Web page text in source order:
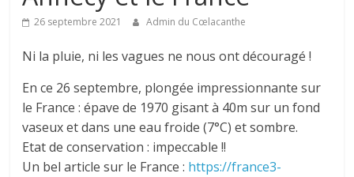
26 septembre 2021 Admin du Cœlacanthe
Ni la pluie, ni les vagues ne nous ont découragé !
En ce 26 septembre, plongée impressionnante sur
le France : épave de 1970 gisant à 40m sur un fond
vaseux et dans une eau froide (7°C) et sombre.
Etat de conservation : impeccable !!
Un bel article sur le France : https://france3-